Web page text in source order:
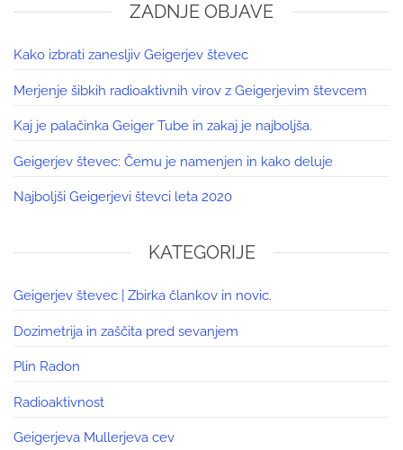
ZADNJE OBJAVE
Kako izbrati zanesljiv Geigerjev števec
Merjenje šibkih radioaktivnih virov z Geigerjevim števcem
Kaj je palačinka Geiger Tube in zakaj je najboljša.
Geigerjev števec: Čemu je namenjen in kako deluje
Najboljši Geigerjevi števci leta 2020
KATEGORIJE
Geigerjev števec | Zbirka člankov in novic.
Dozimetrija in zaščita pred sevanjem
Plin Radon
Radioaktivnost
Geigerjeva Mullerjeva cev